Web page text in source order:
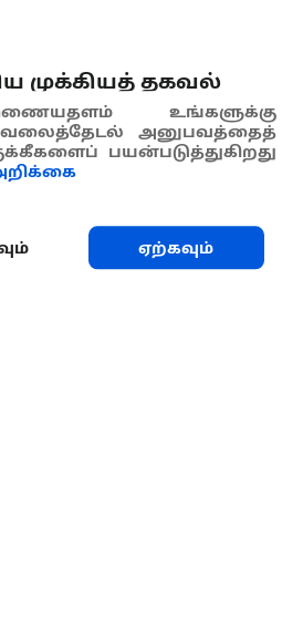
முக்கியத் தகவல்
உங்களுக்கு
அனுபவத்தைத்
பயன்படுத்துகிறது
ஏற்கவும்